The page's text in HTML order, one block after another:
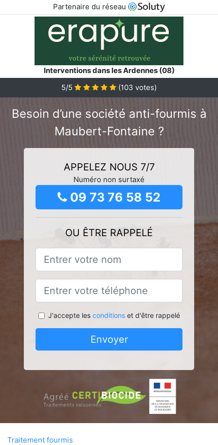
Partenaire du réseau
Interventions dans les Ardennes (08)
5/5
(103 votes)
Besoin d’une société anti-fourmis à
Maubert-Fontaine ?
APPELEZ NOUS 7/7
Numéro non surtaxé
09 73 76 58 52
OU ÊTRE RAPPELÉ
J'accepte les conditionset d'être rappelé
Envoyer
Traitement fourmis